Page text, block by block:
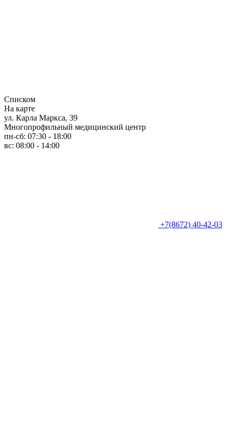
Списком
На карте
ул. Карла Маркса, 39
Многопрофильный медицинский центр
пн-сб: 07:30 - 18:00
вс: 08:00 - 14:00
+7(8672) 40-42-03